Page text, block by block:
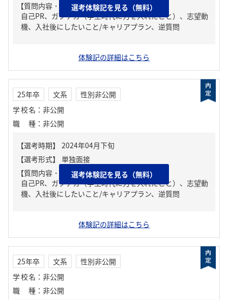
【質問内容・課題】
自己PR、ガクチカ（学生時代に力を入れたこと）、志望動
機、入社後にしたいこと/キャリアプラン、逆質問
選考体験記を見る（無料）
体験記の詳細はこちら
25年卒 文系
性別非公開
学校名 ： 非公開
職種 ： 非公開
【質問内容・課題】
自己PR、ガクチカ（学生時代に力を入れたこと）、志望動
機、入社後にしたいこと/キャリアプラン、逆質問
選考体験記を見る（無料）
体験記の詳細はこちら
25年卒 文系
性別非公開
学校名 ： 非公開
職種 ： 非公開